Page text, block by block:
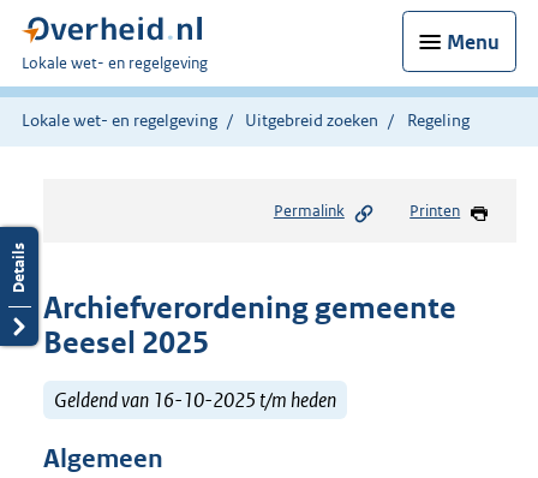
Menu
U
bent
hier:
Lokale wet- en regelgeving
Lokale wet- en regelgeving Uitgebreid zoeken Regeling
Permalink Printen
Archiefverordening gemeente
Beesel 2025
Geldend van 16-10-2025 t/m heden
Algemeen